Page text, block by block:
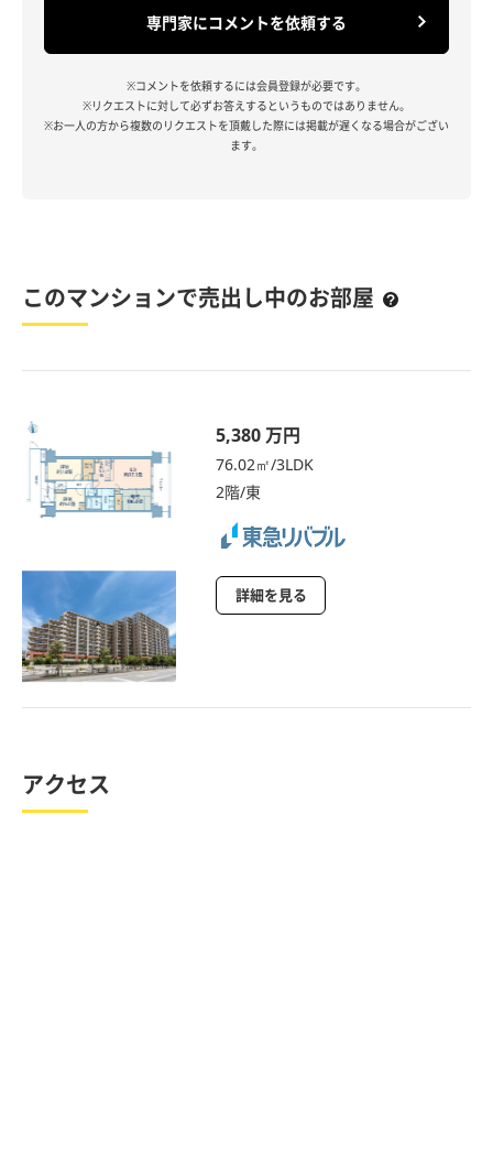
専門家にコメントを依頼する
※コメントを依頼するには会員登録が必要です。
※リクエストに対して必ずお答えするというものではありません。
※お一人の方から複数のリクエストを頂戴した際には掲載が遅くなる場合がござい
ます。
このマンションで売出し中のお部屋
5,380 万円
76.02㎡/3LDK
2階/東
詳細を見る
アクセス